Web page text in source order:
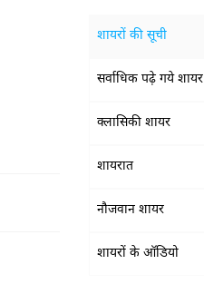
शायरों की सूची
सर्वाधिक पढ़े गये शायर
क्लासिकी शायर
शायरात
नौजवान शायर
शायरों के ऑडियो